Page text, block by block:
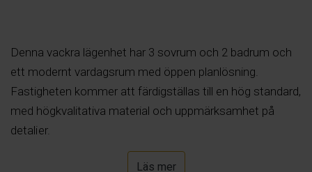
Denna vackra lägenhet har 3 sovrum och 2 badrum och
ett modernt vardagsrum med öppen planlösning.
Fastigheten kommer att färdigställas till en hög standard,
med högkvalitativa material och uppmärksamhet på
detaljer.
Fastigheten har en privat terrass på 36 m², perfekt för att
Läs mer